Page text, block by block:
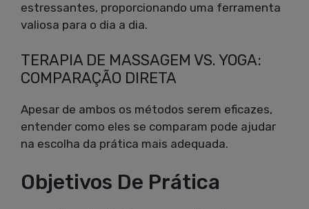
estressantes, proporcionando uma ferramenta
valiosa para o dia a dia.
TERAPIA DE MASSAGEM VS. YOGA:
COMPARAÇÃO DIRETA
Apesar de ambos os métodos serem eficazes,
entender como eles se comparam pode ajudar
na escolha da prática mais adequada.
Objetivos De Prática